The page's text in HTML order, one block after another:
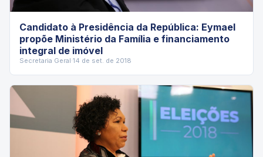
Candidato à Presidência da República: Eymael
propõe Ministério da Família e financiamento
integral de imóvel
Secretaria Geral·14 de set. de 2018